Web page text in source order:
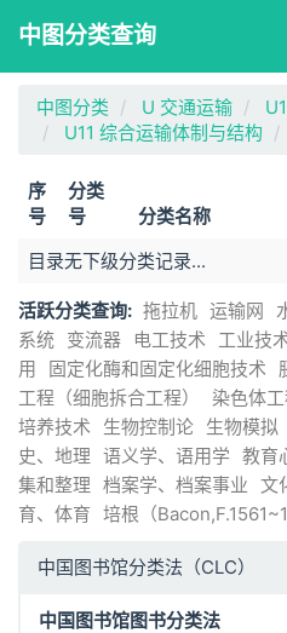
中图分类查询
中图分类 U 交通运输
U11 综合运输体制与结构
序
号
分类
号
分类名称
目录无下级分类记录...
活跃分类查询: 拖拉机 运输网
系统 变流器 电工技术 工业技
用
固定化酶和固定化细胞技术
工程（细胞拆合工程）
染色体
培养技术
生物控制论 生物模拟
史、地理 语义学、语用学 教育
集和整理 档案学、档案事业 文
育、体育 培根（
中国图书馆分类法（CLC）
中国图书馆图书分类法